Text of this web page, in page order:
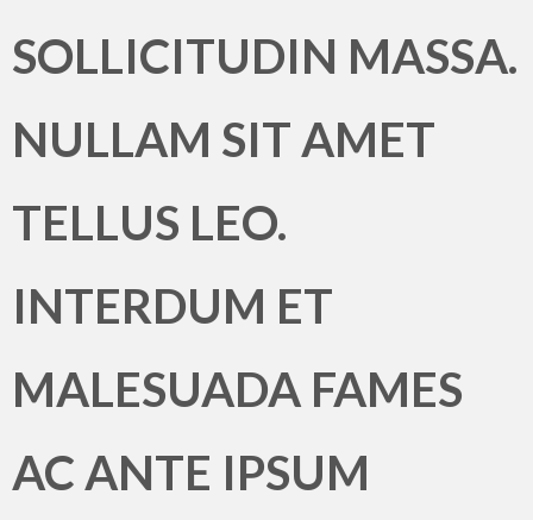
SOLLICITUDIN MASSA.
NULLAM SIT AMET
TELLUS LEO.
INTERDUM ET
MALESUADA FAMES
AC ANTE IPSUM